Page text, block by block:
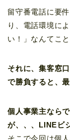
留守番電話に要
り、電話環境に
い！」なんてこ
それに、集客窓
で勝負すると、
個人事業主なら
が、、、LINEビ